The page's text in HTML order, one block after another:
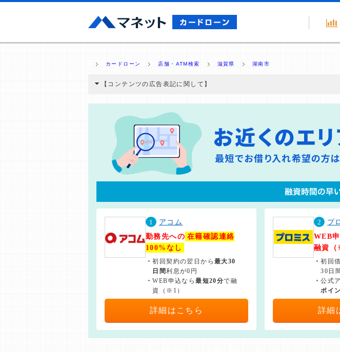
カードローン 店舗・ATM検索 滋賀県 湖南市
【コンテンツの広告表記に関して】
と弊社に対して企業から紹介報酬が支払われるという収益モデルです。 ただ
ミ収集などに基づき、公平性を担保した情報提供を行っています。
>提携企業一覧
1
アコム
勤務先への 在籍確認連絡
100%なし
・初回契約の翌日から最大30
日間利息が0円
・WEB申込なら最短20分で融
資（※1）
詳細はこちら
2
プ
WEB
融資（
・初回
30日
・公式
ポイ
詳細